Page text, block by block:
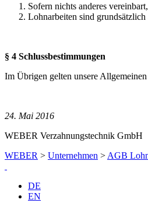
Sofern nichts anderes
Lohnarbeiten sind
§ 4 Schlussbestimmungen
Im Übrigen gelten unsere
24. Mai 2016
WEBER Verzahnungstechnik GmbH
WEBER > Unternehmen > AGB
DE
EN